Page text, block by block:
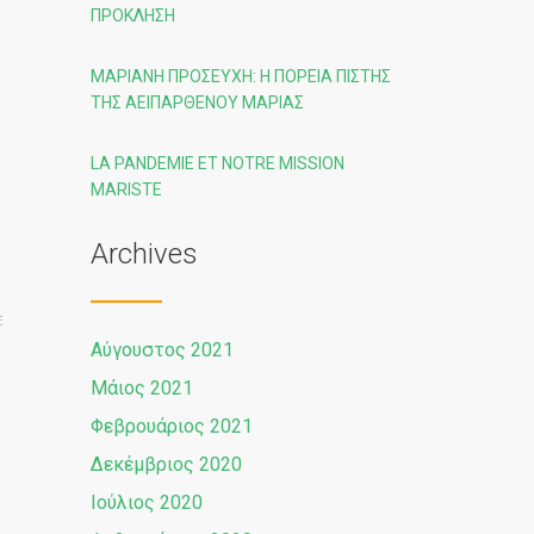
ΠΡΌΚΛΗΣΗ
ΜΑΡΙΑΝΉ ΠΡΟΣΕΥΧΉ: Η ΠΟΡΕΙΑ ΠΙΣΤΗΣ
ΤΗΣ ΑΕΙΠΑΡΘΕΝΟΥ ΜΑΡΙΑΣ
LA PANDEMIE ET NOTRE MISSION
MARISTE
Archives
Αύγουστος 2021
Μάιος 2021
Φεβρουάριος 2021
Δεκέμβριος 2020
Ιούλιος 2020